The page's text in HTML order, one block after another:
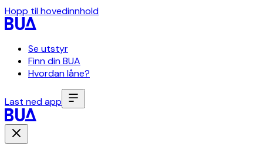
Hopp til hovedinnhold
Se utstyr
Finn din BUA
Hvordan låne?
Last ned app